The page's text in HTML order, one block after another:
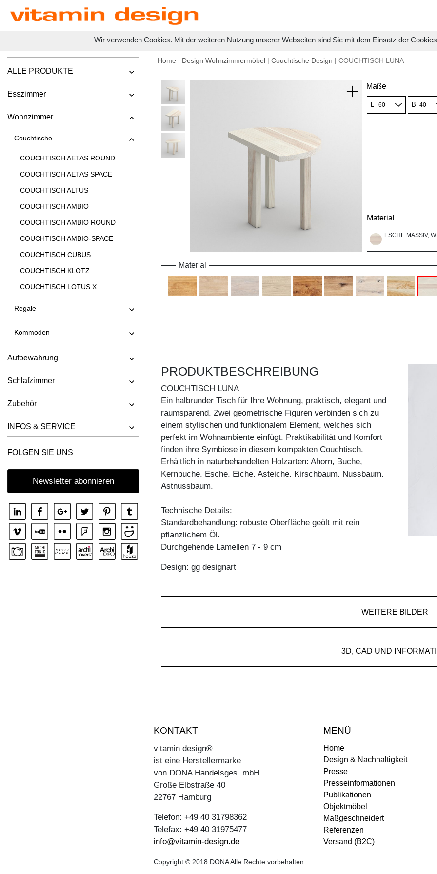
Wir verwenden Cookies. Mit der weiteren Nutzung unserer Webseiten sind Sie mit dem Einsatz der
ALLE PRODUKTE
Esszimmer
Wohnzimmer
Couchtische
COUCHTISCH AETAS ROUND
COUCHTISCH AETAS SPACE
COUCHTISCH ALTUS
COUCHTISCH AMBIO
COUCHTISCH AMBIO ROUND
COUCHTISCH AMBIO-SPACE
COUCHTISCH CUBUS
COUCHTISCH KLOTZ
COUCHTISCH LOTUS X
COUCHTISCH MENA A
COUCHTISCH MENA G 3
COUCHTISCH MENA G 4
COUCHTISCH MENA M
COUCHTISCH MENA T
COUCHTISCH RHOMBI ROUND
COUCHTISCH SENA SERVIER
COUCHTISCH TAURUS 3
COUCHTISCH ZIRKEL A
COUCHTISCH ZIRKEL QG
Regale
Kommoden
Aufbewahrung
Schlafzimmer
Zubehör
INFOS & SERVICE
FOLGEN SIE UNS
Newsletter abonnieren
Home | Design Wohnzimmermöbel | Couchtische Design | COUCHTISCH LUNA
Maße
L B
Material
ESCHE MASSIV,
Material
PRODUKTBESCHREIBUNG
COUCHTISCH LUNA
Ein halbrunder Tisch für Ihre Wohnung, praktisch, elegant und
raumsparend. Zwei geometrische Figuren verbinden sich zu
einem stylischen und funktionalem Element, welches sich
perfekt im Wohnambiente einfügt. Praktikabilität und Komfort
finden ihre Symbiose in diesem kompakten Couchtisch.
Erhältlich in naturbehandelten Holzarten: Ahorn, Buche,
Kernbuche, Esche, Eiche, Asteiche, Kirschbaum, Nussbaum,
Astnussbaum.
Technische Details:
Standardbehandlung: robuste Oberfläche geölt mit rein
pflanzlichem Öl.
Durchgehende Lamellen 7 - 9 cm
Design: gg designart
WEITERE BILDER
3D, CAD UND
KONTAKT
vitamin design®
ist eine Herstellermarke
von DONA Handelsges. mbH
Große Elbstraße 40
22767 Hamburg
Telefon: +49 40 31798362
Telefax: +49 40 31975477
info@vitamin-design.de
MENÜ
Home
Design & Nachhaltigkeit
Presse
Presseinformationen
Publikationen
Objektmöbel
Maßgeschneidert
Referenzen
Versand (B2C)
Copyright © 2018 DONA Alle Rechte vorbehalten.